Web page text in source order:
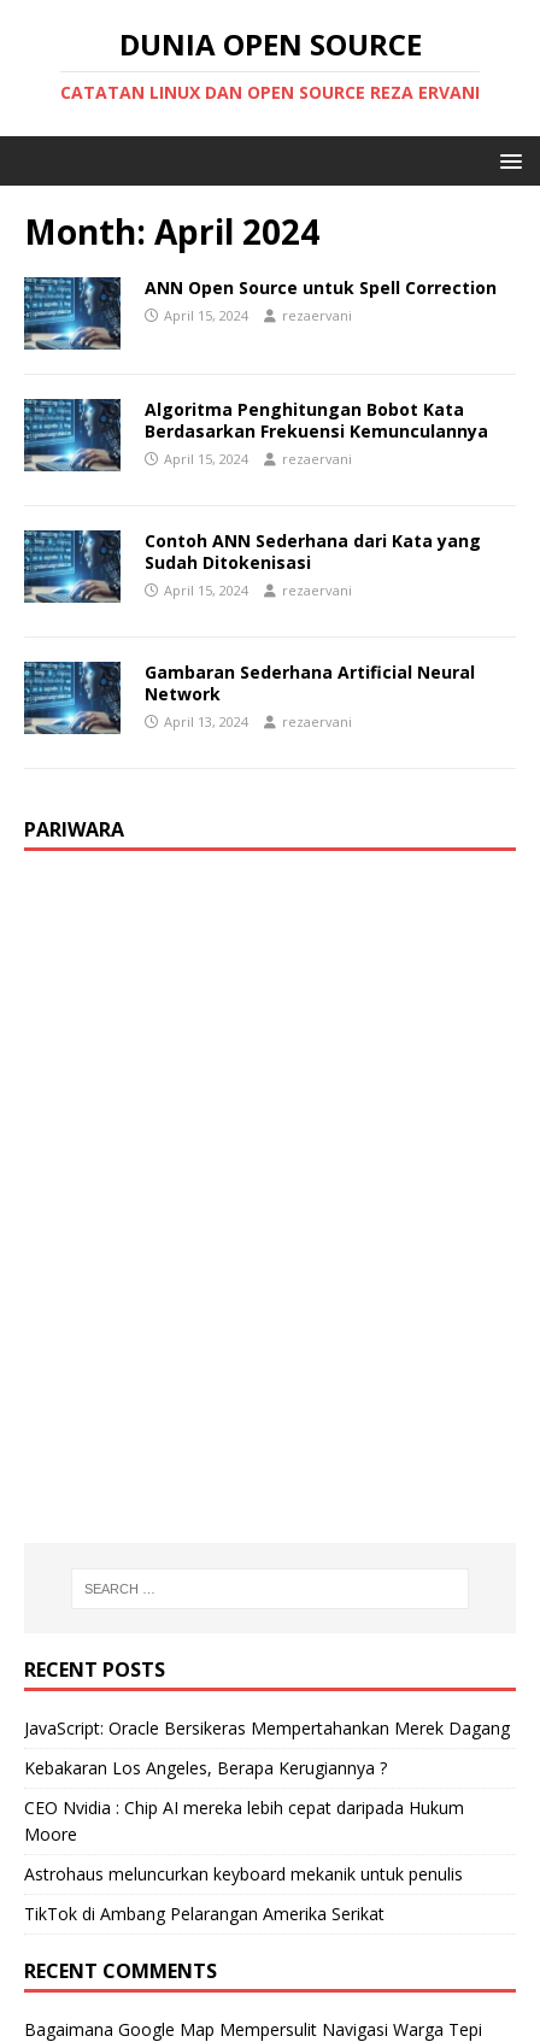
DUNIA OPEN SOURCE
CATATAN LINUX DAN OPEN SOURCE REZA ERVANI
Month: April 2024
ANN Open Source untuk Spell Correction
April 15, 2024 rezaervani
Algoritma Penghitungan Bobot Kata
Berdasarkan Frekuensi Kemunculannya
April 15, 2024 rezaervani
Contoh ANN Sederhana dari Kata yang
Sudah Ditokenisasi
April 15, 2024 rezaervani
Gambaran Sederhana Artificial Neural
Network
April 13, 2024 rezaervani
PARIWARA
RECENT POSTS
JavaScript: Oracle Bersikeras Mempertahankan Merek Dagang
Kebakaran Los Angeles, Berapa Kerugiannya ?
CEO Nvidia : Chip AI mereka lebih cepat daripada Hukum
Moore
Astrohaus meluncurkan keyboard mekanik untuk penulis
TikTok di Ambang Pelarangan Amerika Serikat
RECENT COMMENTS
Bagaimana Google Map Mempersulit Navigasi Warga Tepi